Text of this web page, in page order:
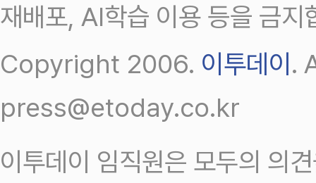
재배포, AI학습 이용 등을 금지
Copyright 2006. 이투데이 .
press@etoday.co.kr
이투데이 임직원은 모두의 의